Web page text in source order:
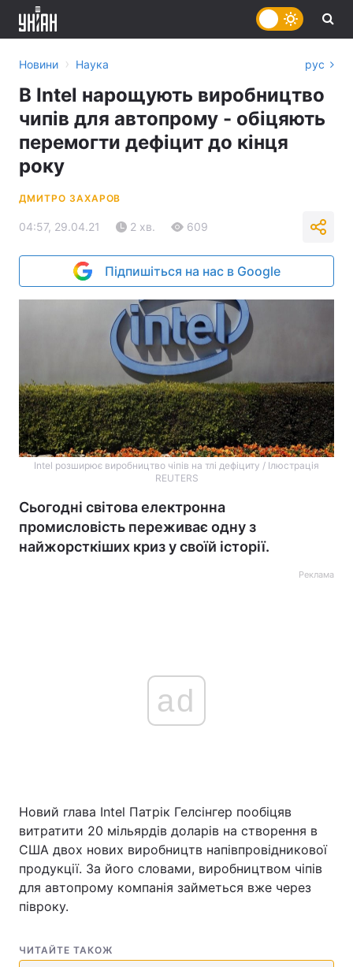
Україна Політика
Економіка Світ
Спорт Наука
Техно і зв'язок
Зброя
Новини › Наука рус
В Intel нарощують виробництво
чипів для автопрому - обіцяють
перемогти дефіцит до кінця
року
ДМИТРО ЗАХАРОВ
04:57, 29.04.21 2 хв. 609
Підпишіться на нас в Google
Intel розширює виробництво чіпів на тлі дефіциту / Ілюстрація
REUTERS
Сьогодні світова електронна
промисловість переживає одну з
найжорсткіших криз у своїй історії.
Реклама
ad
Новий глава Intel Патрік Гелсінгер пообіцяв
витратити 20 мільярдів доларів на створення в
США двох нових виробництв напівпровідникової
продукції. За його словами, виробництвом чіпів
для автопрому компанія займеться вже через
півроку.
ЧИТАЙТЕ ТАКОЖ